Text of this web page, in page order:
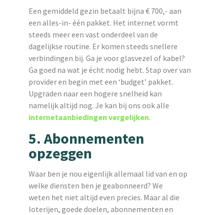
Een gemiddeld gezin betaalt bijna € 700,- aan
een alles-in- één pakket. Het internet vormt
steeds meer een vast onderdeel van de
dagelijkse routine. Er komen steeds snellere
verbindingen bij. Ga je voor glasvezel of kabel?
Ga goed na wat je écht nodig hebt. Stap over van
provider en begin met een ‘budget’ pakket.
Upgraden naar een hogere snelheid kan
namelijk altijd nog. Je kan bij ons ook alle
internetaanbiedingen vergelijken.
5. Abonnementen
opzeggen
Waar ben je nou eigenlijk allemaal lid van en op
welke diensten ben je geabonneerd? We
weten het niet altijd even precies. Maar al die
loterijen, goede doelen, abonnementen en